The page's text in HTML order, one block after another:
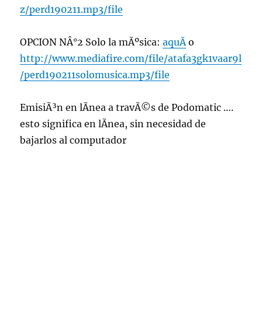
z/perd190211.mp3/file
OPCION NÂ°2 Solo la mÃºsica:aquÃ­o
http://www.mediafire.com/file/atafa3gk1vaar9l
/perd190211solomusica.mp3/file
EmisiÃ³n en lÃ­nea a travÃ©s de Podomatic ….
esto significa en lÃ­nea, sin necesidad de
bajarlos al computador